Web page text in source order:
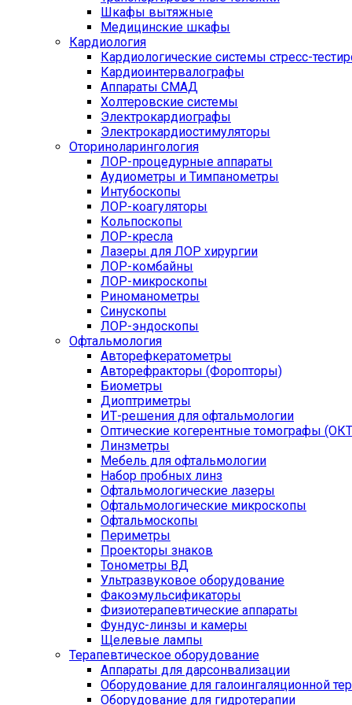
Шкафы вытяжные
Медицинские шкафы
Кардиология
Кардиологические системы стресс-
Кардиоинтервалографы
Аппараты СМАД
Холтеровские системы
Электрокардиографы
Электрокардиостимуляторы
Оториноларингология
ЛОР-процедурные аппараты
Аудиометры и Тимпанометры
Интубоскопы
ЛОР-коагуляторы
Кольпоскопы
ЛОР-кресла
Лазеры для ЛОР хирургии
ЛОР-комбайны
ЛОР-микроскопы
Риноманометры
Синускопы
ЛОР-эндоскопы
Офтальмология
Авторефкератометры
Авторефракторы (Форопторы)
Биометры
Диоптриметры
ИТ-решения для офтальмологии
Оптические когерентные томографы
Линзметры
Мебель для офтальмологии
Набор пробных линз
Офтальмологические лазеры
Офтальмологические микроскопы
Офтальмоскопы
Периметры
Проекторы знаков
Тонометры ВД
Ультразвуковое оборудование
Факоэмульсификаторы
Физиотерапевтические аппараты
Фундус-линзы и камеры
Щелевые лампы
Терапевтическое оборудование
Аппараты для дарсонвализации
Оборудование для галоингаляционной
Оборудование для гидротерапии